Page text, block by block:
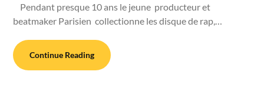
Pendant presque 10 ans le jeune producteur et
beatmaker Parisien collectionne les disque de rap,…
Continue Reading